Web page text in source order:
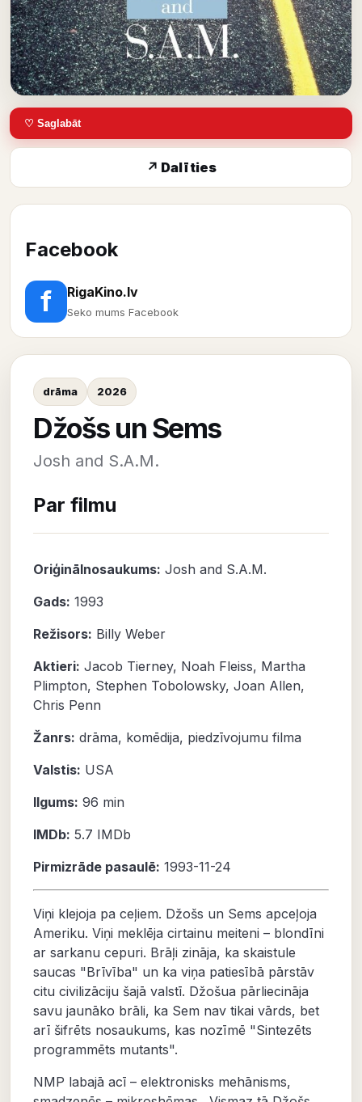
♡ Saglabāt
↗ Dalīties
Facebook
f RigaKino.lv
Seko mums Facebook
drāma 2026
Džošs un Sems
Josh and S.A.M.
Par filmu
Oriģinālnosaukums: Josh and S.A.M.
Gads: 1993
Režisors: Billy Weber
Aktieri: Jacob Tierney, Noah Fleiss, Martha
Plimpton, Stephen Tobolowsky, Joan Allen,
Chris Penn
Žanrs: drāma, komēdija, piedzīvojumu filma
Valstis: USA
Ilgums: 96 min
IMDb: 5.7 IMDb
Pirmizrāde pasaulē: 1993-11-24
Viņi klejoja pa ceļiem. Džošs un Sems apceļoja
Ameriku. Viņi meklēja cirtainu meiteni – blondīni
ar sarkanu cepuri. Brāļi zināja, ka skaistule
saucas "Brīvība" un ka viņa patiesībā pārstāv
citu civilizāciju šajā valstī. Džošua pārliecināja
savu jaunāko brāli, ka Sem nav tikai vārds, bet
arī šifrēts nosaukums, kas nozīmē "Sintezēts
programmēts mutants".
NMP labajā acī – elektronisks mehānisms,